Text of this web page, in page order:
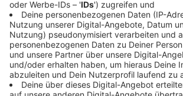
Quell allen Leides auf der Welt hält und
will.
Streaming-Dienst: Apple TV+
Anzeige